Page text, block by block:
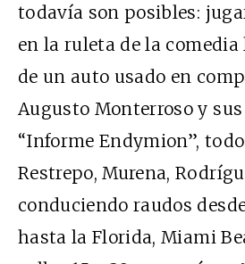
todavía son posibles:
en la ruleta de la
de un auto usado en
Augusto Monterroso y
“Informe Endymion”,
Restrepo, Murena,
conduciendo raudos
hasta la Florida, Miami